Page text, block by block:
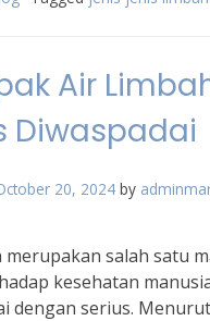
Air
Diwaspadai
20, 2024 by
merupakan salah satu
kesehatan
dengan serius.